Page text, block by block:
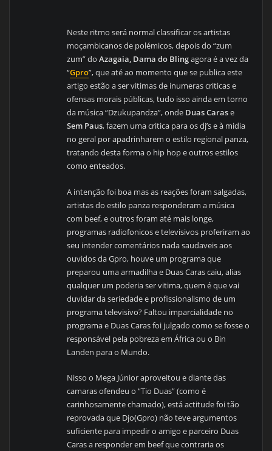
Neste ritmo será normal classificar os artistas
moçambicanos de polémicos, depois do “zum
zum” doAzagaia, Dama do Blingagora é a vez da
“Gpro”, que até ao momento que se publica este
artigo estão a ser vitimas de inumeras criticas e
ofensas morais públicas, tudo isso ainda em torno
da música “Dzukupandza”, onde Duas Carase
Sem Paus, fazem uma critica para os dj’s e à midia
no geral por apadrinharem o estilo regional panza,
tratando desta forma o hip hop e outros estilos
como enteados.
A intenção foi boa mas as reações foram salgadas,
artistas do estilo panza responderam a música
com beef, e outros foram até mais longe,
programas radiofonicos e televisivos proferiram ao
seu intender comentários nada saudaveis aos
ouvidos da Gpro, houve um programa que
preparou uma armadilha e Duas Caras caiu, alias
qualquer um poderia ser vitima, quem é que vai
duvidar da seriedade e profissionalismo de um
programa televisivo? Faltou imparcialidade no
programa e Duas Caras foi julgado como se fosse o
responsável pela pobreza em África ou o Bin
Landen para o Mundo.
Nisso o Mega Júnior aproveitou e diante das
camaras ofendeu o “Tio Duas” (como é
carinhosamente chamado), está actitude foi tão
reprovada que Djo(Gpro) não teve argumentos
suficiente para impedir o amigo e parceiro Duas
Caras a responder em beef que contraria os